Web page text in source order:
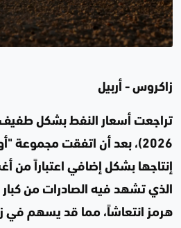
زاكروس - أربيل
2026)، بعد أن اتفقت
إنتاجها بشكل إضافي اعتباراً
الذي تشهد فيه الصادرات من
هرمز انتعاشاً، مما قد يسهم في